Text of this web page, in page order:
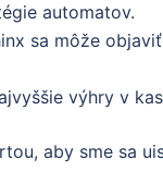
automatov.
sa môže
výhry v
aby sme sa